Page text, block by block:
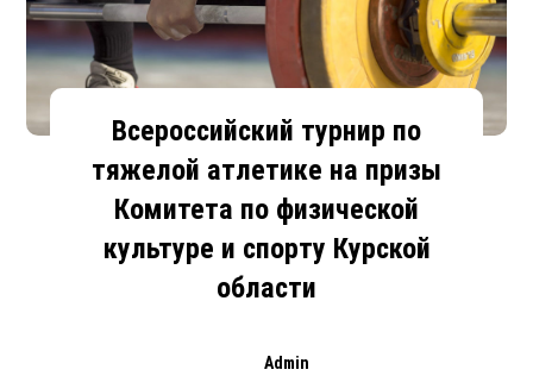
Всероссийский турнир по
тяжелой атлетике на призы
Комитета по физической
культуре и спорту Курской
области
Admin